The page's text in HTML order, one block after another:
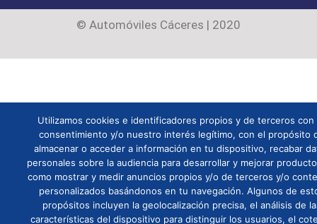
© Automóviles Cáceres | 2020
Utilizamos cookies e identificadores propios y de terceros con
consentimiento y/o nuestro interés legítimo, con el propósito
almacenar o acceder a información en tu dispositivo, recabar
personales sobre la audiencia para desarrollar y mejorar
como mostrar y medir anuncios propios y/o de terceros y/o
personalizados basándonos en tu navegación. Algunos de
propósitos incluyen la geolocalización precisa, el análisis de
características del dispositivo para distinguir los usuarios, el